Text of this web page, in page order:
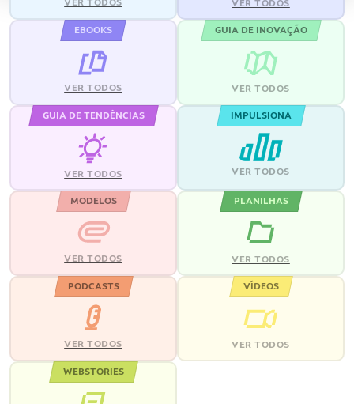
VER TODOS
EBOOKS
VER TODOS
GUIA DE INOVAÇÃO
VER TODOS
GUIA DE TENDÊNCIAS
VER TODOS
IMPULSIONA
VER TODOS
MODELOS
VER TODOS
PLANILHAS
VER TODOS
PODCASTS
VER TODOS
VÍDEOS
VER TODOS
WEBSTORIES